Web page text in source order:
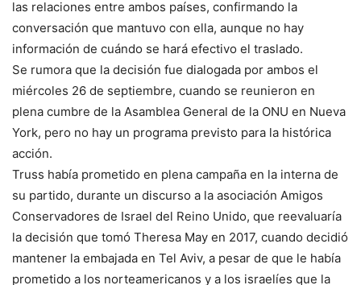
las relaciones entre ambos países, confirmando la
conversación que mantuvo con ella, aunque no hay
información de cuándo se hará efectivo el traslado.
Se rumora que la decisión fue dialogada por ambos el
miércoles 26 de septiembre, cuando se reunieron en
plena cumbre de la Asamblea General de la ONU en Nueva
York, pero no hay un programa previsto para la histórica
acción.
Truss había prometido en plena campaña en la interna de
su partido, durante un discurso a la asociación Amigos
Conservadores de Israel del Reino Unido, que reevaluaría
la decisión que tomó Theresa May en 2017, cuando decidió
mantener la embajada en Tel Aviv, a pesar de que le había
prometido a los norteamericanos y a los israelíes que la